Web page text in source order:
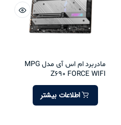
مادربرد ام اس آی مدل MPG
Z690 FORCE WIFI
اطلاعات بیشتر